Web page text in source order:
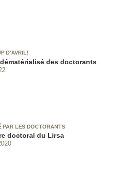
D'AVRIL!
des doctorants
PAR LES DOCTORANTS
doctoral du Lirsa